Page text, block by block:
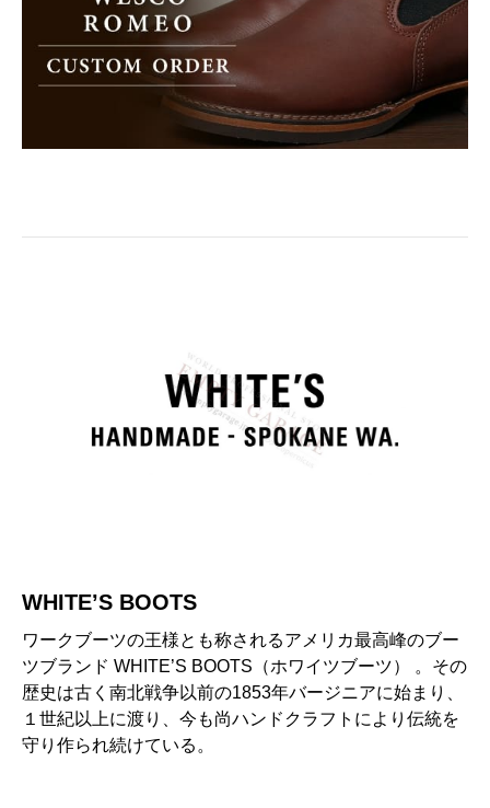
WHITE’S BOOTS
ワークブーツの王様とも称されるアメリカ最高峰のブー
ツブランド WHITE’S BOOTS（ホワイツブーツ） 。その
歴史は古く南北戦争以前の1853年バージニアに始まり、
１世紀以上に渡り、今も尚ハンドクラフトにより伝統を
守り作られ続けている。